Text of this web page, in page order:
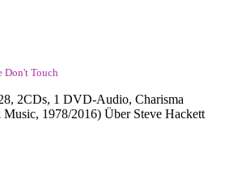
Don't Touch
2CDs, 1 DVD-Audio, Charisma
Music, 1978/2016) Über Steve Hackett